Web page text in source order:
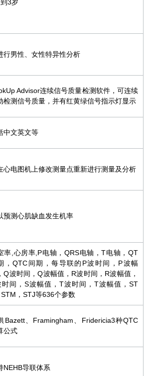
3岁
行男性、女性特异性分析
Advisor连续信号质量检测软件，可连续
检测信号质量，并有红黄绿信号指示灯显示
中文英文等
心电图机上修改测量点重新进行测量及分析
预测心肌缺血发生机率
率,心房率,P电轴，QRS电轴，T电轴，QT
，QTC间期，每导联的P波时间，P波幅
Q波时间，Q波幅值，R波时间，R波幅值，
时间，S波幅值，T波时间，T波幅值，ST
STM，STJ等636个参数
Bazett、Framingham、Fridericia3种QTC
公式
NEHB导联体系